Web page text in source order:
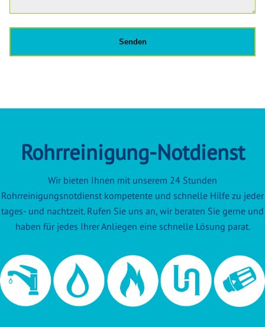
Rohrreinigung-Notdienst
Wir bieten Ihnen mit unserem 24 Stunden
Rohrreinigungsnotdienst kompetente und schnelle Hilfe zu jeder
tages- und nachtzeit. Rufen Sie uns an, wir beraten Sie gerne und
haben für jedes Ihrer Anliegen eine schnelle Lösung parat.